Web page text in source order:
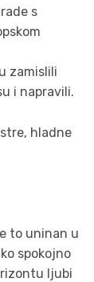
s
zamislili
i napravili.
hladne
to uninan u
spokojno
ljubi